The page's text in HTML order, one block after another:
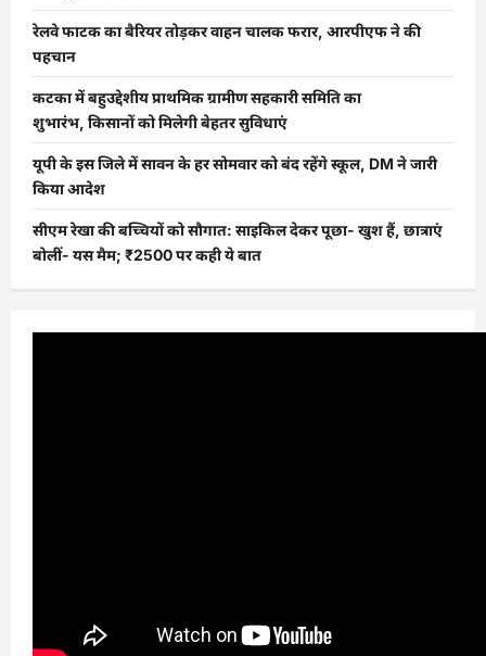
रेलवे फाटक का बैरियर तोड़कर वाहन चालक फरार, आरपीएफ ने की
पहचान
कटका में बहुउद्देशीय प्राथमिक ग्रामीण सहकारी समिति का
शुभारंभ, किसानों को मिलेगी बेहतर सुविधाएं
यूपी के इस जिले में सावन के हर सोमवार को बंद रहेंगे स्कूल, DM ने जारी
किया आदेश
सीएम रेखा की बच्चियों को सौगात: साइकिल देकर पूछा- खुश हैं, छात्राएं
बोलीं- यस मैम; ₹2500 पर कही ये बात